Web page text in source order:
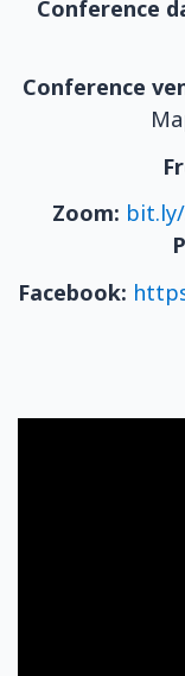
Conference
Conference
Zoom:
Facebook: